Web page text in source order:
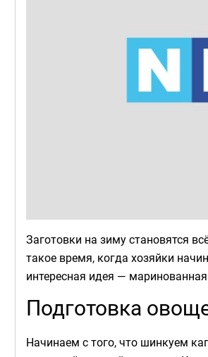
Заготовки на зиму становятся
такое время, когда хозяйки
интересная идея —
Подготовка
Начинаем с того, что шинкуем